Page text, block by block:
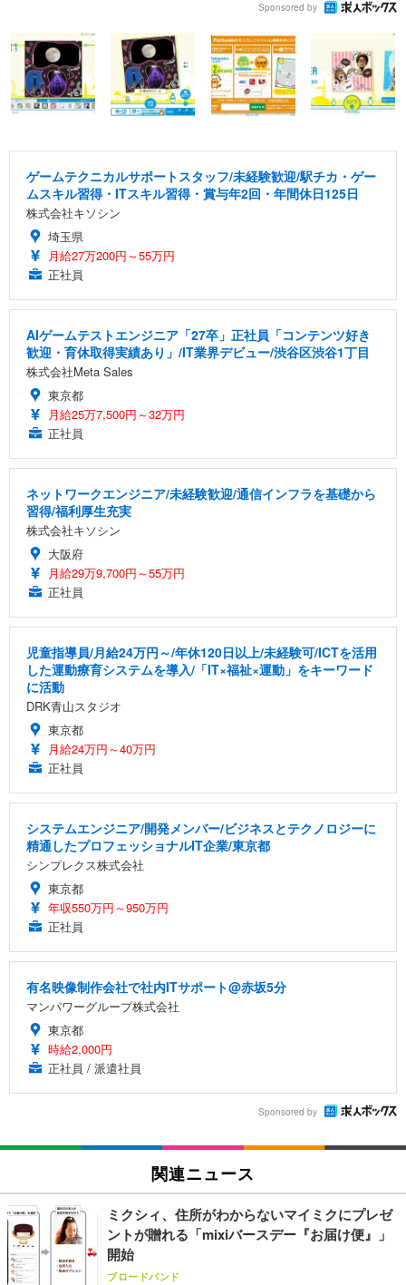
Sponsored by
ゲームテクニカルサポートスタッフ/未経験歓迎/駅チカ・ゲー
ムスキル習得・ITスキル習得・賞与年2回・年間休日125日
株式会社キソシン
埼玉県
月給27万200円～55万円
正社員
AIゲームテストエンジニア「27卒」正社員「コンテンツ好き
歓迎・育休取得実績あり」/IT業界デビュー/渋谷区渋谷1丁目
株式会社Meta Sales
東京都
月給25万7,500円～32万円
正社員
ネットワークエンジニア/未経験歓迎/通信インフラを基礎から
習得/福利厚生充実
株式会社キソシン
大阪府
月給29万9,700円～55万円
正社員
児童指導員/月給24万円～/年休120日以上/未経験可/ICTを活用
した運動療育システムを導入/「IT×福祉×運動」をキーワード
に活動
DRK青山スタジオ
東京都
月給24万円～40万円
正社員
システムエンジニア/開発メンバー/ビジネスとテクノロジーに
精通したプロフェッショナルIT企業/東京都
シンプレクス株式会社
東京都
年収550万円～950万円
正社員
有名映像制作会社で社内ITサポート@赤坂5分
マンパワーグループ株式会社
東京都
時給2,000円
正社員 / 派遣社員
Sponsored by
関連ニュース
ミクシィ、住所がわからないマイミクにプレゼ
ントが贈れる「mixiバースデー『お届け便』」
開始
ブロードバンド